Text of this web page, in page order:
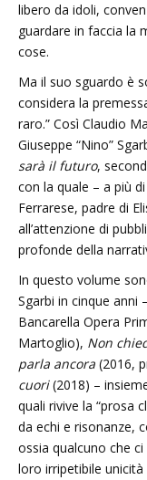
libero da idoli,
guardare in faccia la
cose.
Ma il suo sguardo è
considera la
raro.” Così Claudio
Giuseppe “Nino”
sarà il futuro,
con la quale – a più
Ferrarese, padre di
all’attenzione di
profonde della
In questo volume
Sgarbi in cinque anni –
Bancarella Opera
Martoglio), Non
parla ancora (2016,
cuori(2018) –
quali rivive la “prosa
da echi e risonanze,
ossia qualcuno che
loro irripetibile